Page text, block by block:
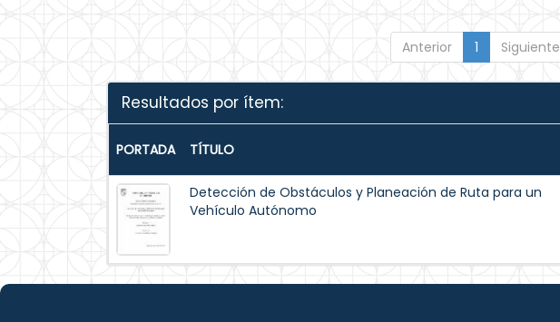
Anterior 1 Siguiente
Resultados por ítem:
PORTADA TÍTULO
Detección de Obstáculos y Planeación de Ruta para un
Vehículo Autónomo